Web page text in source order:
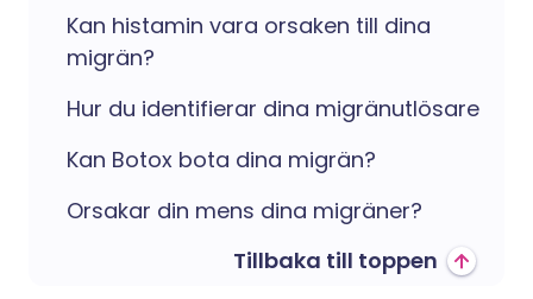
Kan histamin vara orsaken till dina
migrän?
Hur du identifierar dina migränutlösare
Kan Botox bota dina migrän?
Orsakar din mens dina migräner?
Tillbaka till toppen